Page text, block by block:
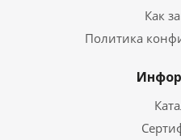
Как
Политика